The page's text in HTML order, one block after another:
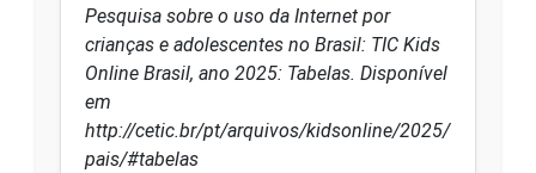
Pesquisa sobre o uso da Internet por
crianças e adolescentes no Brasil: TIC Kids
Online Brasil, ano 2025: Tabelas. Disponível
em
http://cetic.br/pt/arquivos/kidsonline/2025/
pais/#tabelas